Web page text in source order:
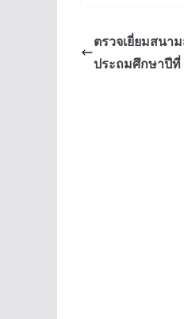
ตรวจเยี่ยมสนา
ประถมศึกษาปีที่